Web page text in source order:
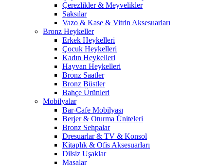
Çerezlikler & Meyvelikler
Saksılar
Vazo & Kase & Vitrin Aksesuarları
Bronz Heykeller
Erkek Heykelleri
Çocuk Heykelleri
Kadın Heykelleri
Hayvan Heykelleri
Bronz Saatler
Bronz Büstler
Bahçe Ürünleri
Mobilyalar
Bar-Cafe Mobilyası
Berjer & Oturma Üniteleri
Bronz Sehpalar
Dresuarlar & TV & Konsol
Kitaplık & Ofis Aksesuarları
Dilsiz Uşaklar
Masalar